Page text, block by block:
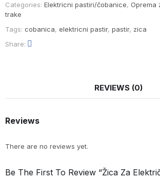
Categories: Elektricni pastiri/čobanice, Oprema
trake
Tags: cobanica, elektricni pastir, pastir, zica
Share
REVIEWS (0)
Reviews
There are no reviews yet.
Be The First To Review “Žica Za